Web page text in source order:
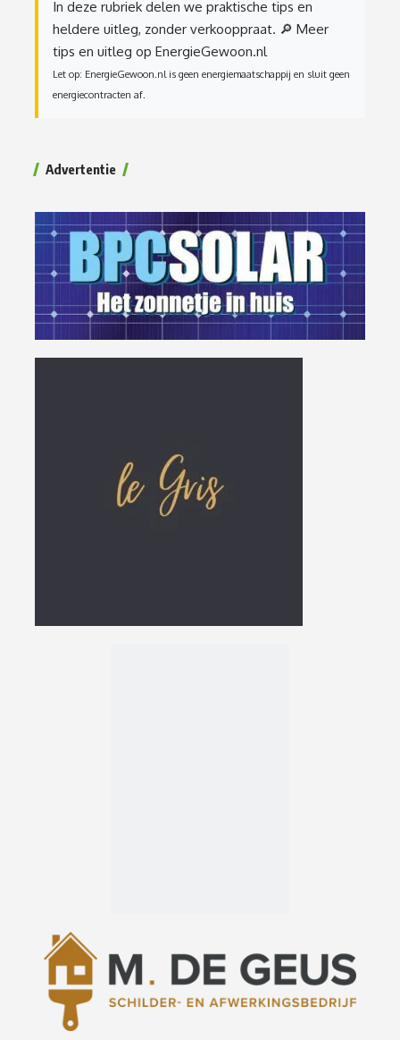
In deze rubriek delen we praktische tips en
heldere uitleg, zonder verkooppraat. 🔎 Meer
tips en uitleg op EnergieGewoon.nl
Let op: EnergieGewoon.nl is geen energiemaatschappij en sluit geen
energiecontracten af.
Advertentie